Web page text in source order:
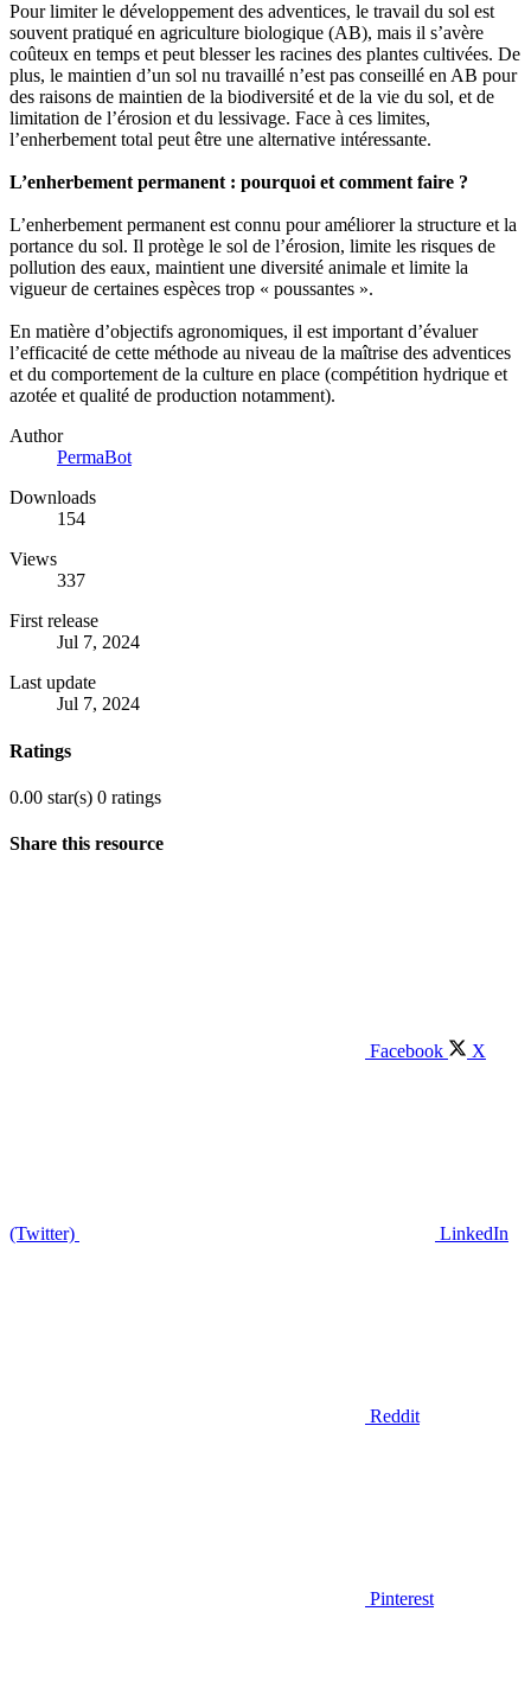
Pour limiter le développement des adventices, le travail du sol est
souvent pratiqué en agriculture biologique (AB), mais il s’avère
coûteux en temps et peut blesser les racines des plantes cultivées. De
plus, le maintien d’un sol nu travaillé n’est pas conseillé en AB pour
des raisons de maintien de la biodiversité et de la vie du sol, et de
limitation de l’érosion et du lessivage. Face à ces limites,
l’enherbement total peut être une alternative intéressante.
L’enherbement permanent : pourquoi et comment faire ?
L’enherbement permanent est connu pour améliorer la structure et la
portance du sol. Il protège le sol de l’érosion, limite les risques de
pollution des eaux, maintient une diversité animale et limite la
vigueur de certaines espèces trop « poussantes ».
En matière d’objectifs agronomiques, il est important d’évaluer
l’efficacité de cette méthode au niveau de la maîtrise des adventices
et du comportement de la culture en place (compétition hydrique et
azotée et qualité de production notamment).
Author
PermaBot
Downloads
154
Views
337
First release
Jul 7, 2024
Last update
Jul 7, 2024
Ratings
0.00 star(s) 0 ratings
Share this resource
Facebook X
(Twitter) LinkedIn
Reddit
Pinterest